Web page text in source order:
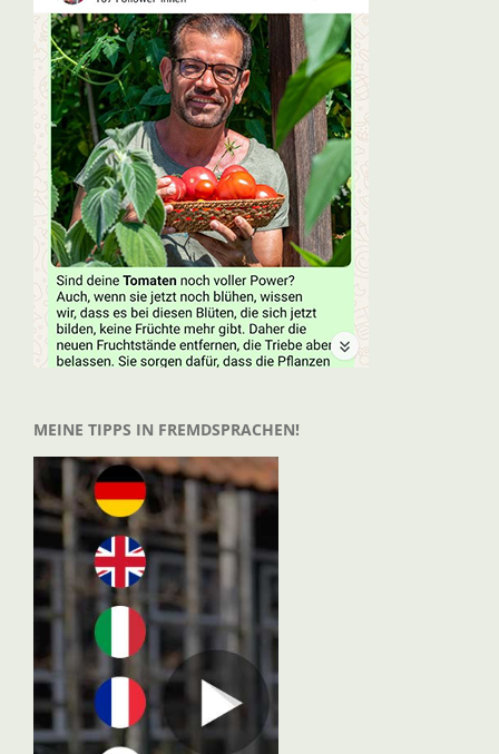
MEINE TIPPS IN FREMDSPRACHEN!